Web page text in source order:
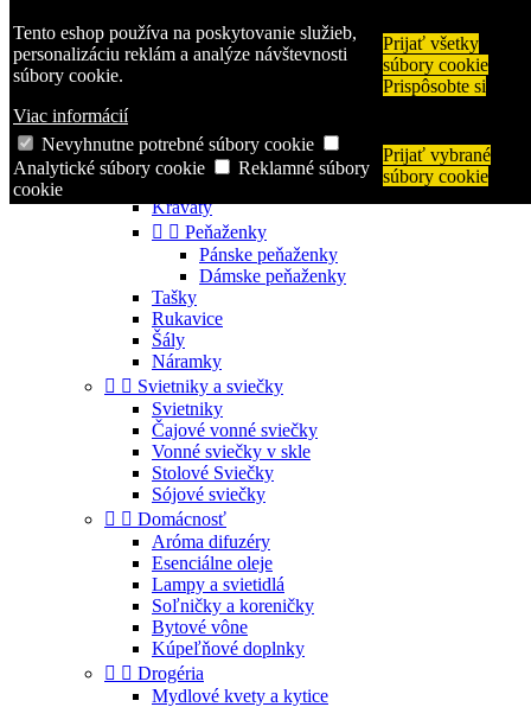
Tento eshop používa na poskytovanie služieb,
personalizáciu reklám a analýze návštevnosti
súbory cookie.
Viac informácií
Prijať všetky
súbory cookie
Prispôsobte si
Nevyhnutne potrebné súbory cookie
Analytické súbory cookie
Reklamné súbory
cookie
Prijať vybrané
súbory cookie
 Prihlásiť sa
shopping_cart Košík (0)
  Kategórie
Módne doplnky
Kravaty
  Peňaženky
Pánske peňaženky
Dámske peňaženky
Tašky
Rukavice
Šály
Náramky
  Svietniky a sviečky
Svietniky
Čajové vonné sviečky
Vonné sviečky v skle
Stolové Sviečky
Sójové sviečky
  Domácnosť
Aróma difuzéry
Esenciálne oleje
Lampy a svietidlá
Soľničky a koreničky
Bytové vône
Kúpeľňové doplnky
  Drogéria
Mydlové kvety a kytice